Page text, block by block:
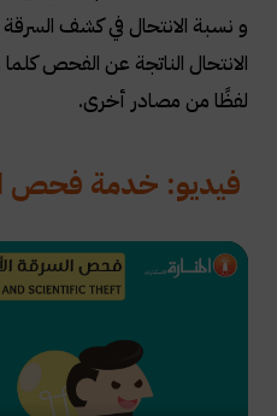
و نسبة الانتحال في كشف السرقة
الانتحال الناتجة عن الفحص
لفظًا من مصادر أخرى.
فيديو: خدمة فحص